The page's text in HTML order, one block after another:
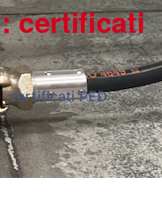
certificati
certificati PED